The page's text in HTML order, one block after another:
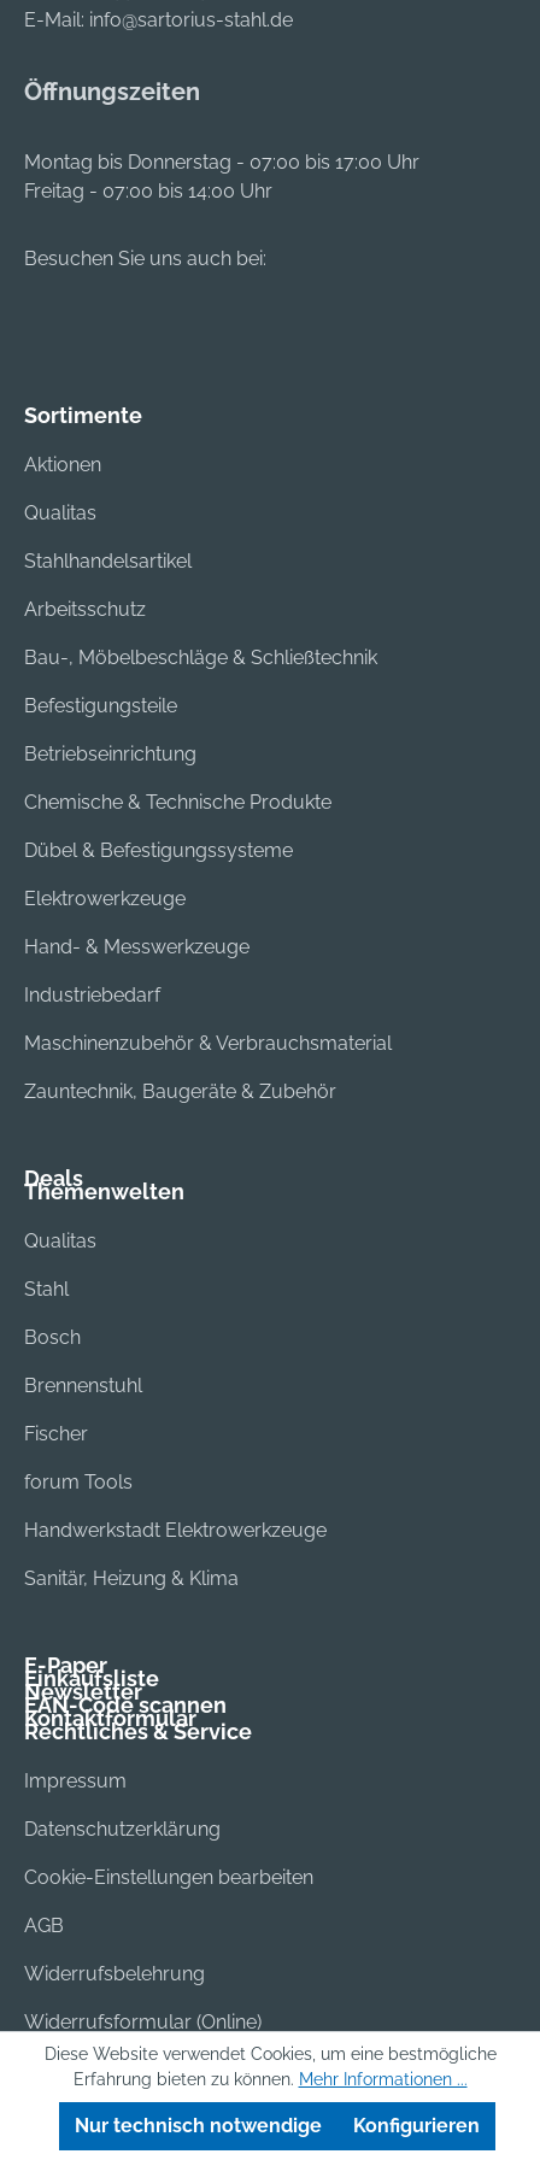
ausrissfreie
Bohrlöcher und glatt
Lochwände.
E-Mail: info@sartorius-stahl.de
Öffnungszeiten
Montag bis Donnerstag - 07:00 bis 17:00 Uhr
Freitag - 07:00 bis 14:00 Uhr
Besuchen Sie uns auch bei:
Sortimente
Aktionen
Qualitas
Stahlhandelsartikel
Arbeitsschutz
Bau-, Möbelbeschläge & Schließtechnik
Befestigungsteile
Betriebseinrichtung
Chemische & Technische Produkte
Dübel & Befestigungssysteme
Elektrowerkzeuge
Hand- & Messwerkzeuge
Industriebedarf
Maschinenzubehör & Verbrauchsmaterial
Zauntechnik, Baugeräte & Zubehör
Deals
Themenwelten
Qualitas
Stahl
Bosch
Brennenstuhl
Fischer
forum Tools
Handwerkstadt Elektrowerkzeuge
Sanitär, Heizung & Klima
E-Paper
Einkaufsliste
Newsletter
EAN-Code scannen
Kontaktformular
Rechtliches & Service
Impressum
Datenschutzerklärung
Cookie-Einstellungen bearbeiten
AGB
Widerrufsbelehrung
Widerrufsformular (Online)
Versand & Bezahlung
Batterieentsorgung
Diese Website verwendet Cookies, um eine bestmögliche
Erfahrung bieten zu können. Mehr Informationen ...
Nur technisch notwendige Konfigurieren